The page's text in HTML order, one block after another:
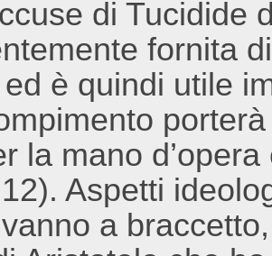
di Tucidide
fornita
è quindi utile
la mano
Aspetti
a